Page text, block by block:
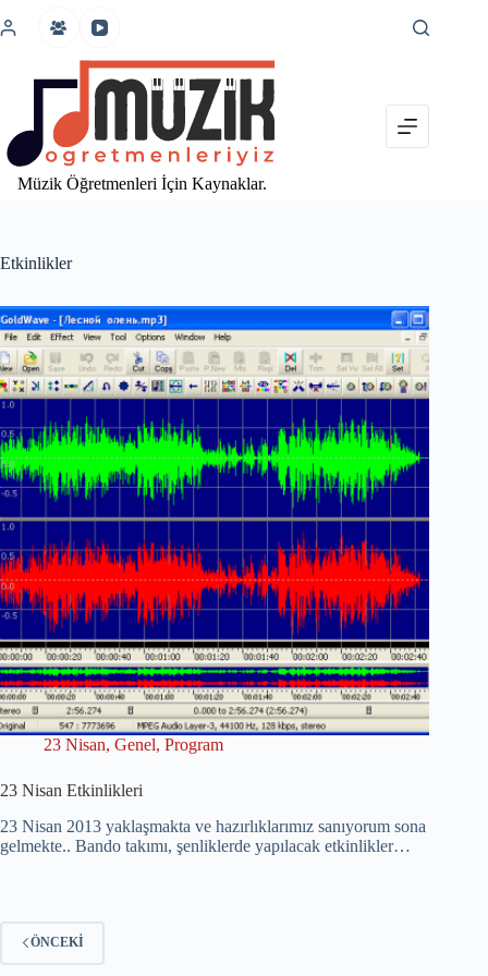
atla
Müzik Öğretmenleri İçin Kaynaklar.
Etkinlikler
23 Nisan, Genel, Program
23 Nisan Etkinlikleri
23 Nisan 2013 yaklaşmakta ve hazırlıklarımız sanıyorum sona
gelmekte.. Bando takımı, şenliklerde yapılacak etkinlikler…
ÖNCEKI